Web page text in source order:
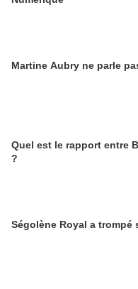
Martine Aubry ne parle
Quel est le rapport entre
?
Ségolène Royal a trompé